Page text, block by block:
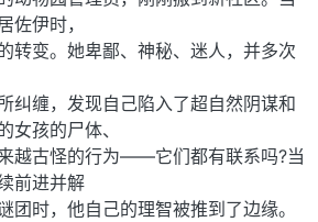
佐伊时，
转变。她卑鄙、神秘、迷人，并多次
纠缠，发现自己陷入了超自然阴谋和
女孩的尸体、
越古怪的行为——它们都有联系吗?当
前进并解
团时，他自己的理智被推到了边缘。